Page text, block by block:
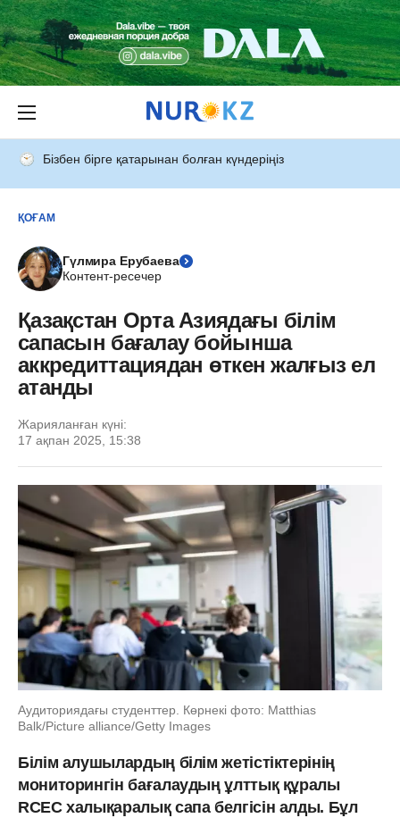
Бізбен бірге қатарынан болған күндеріңіз
ҚОҒАМ
Гүлмира Ерубаева
Контент-ресечер
Қазақстан Орта Азиядағы білім
сапасын бағалау бойынша
аккредиттациядан өткен жалғыз ел
атанды
Жарияланған күні:
17 ақпан 2025, 15:38
Аудиториядағы студенттер. Көрнекі фото: Matthias
Balk/Picture alliance/Getty Images
Білім алушылардың білім жетістіктерінің
мониторингін бағалаудың ұлттық құралы
RCEC халықаралық сапа белгісін алды. Бұл